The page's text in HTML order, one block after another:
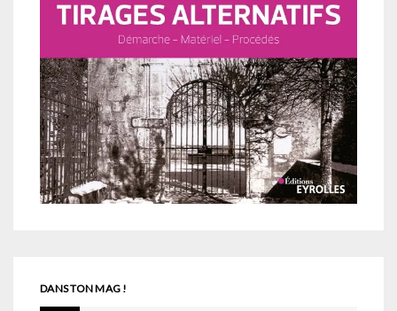
DANS TON MAG !